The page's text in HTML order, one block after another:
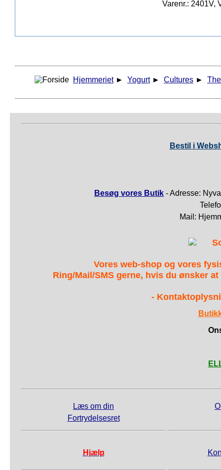
Varenr.: 2401V,
Hjemmeriet ► Yogurt ► Cultures ►
Bestil i
Besøg vores Butik - Adresse:
Mail:
Vores web-shop og vores
Ring/Mail/SMS gerne, hvis du ønsker
-
Læs om din
Fortrydelsesret
Hjælp